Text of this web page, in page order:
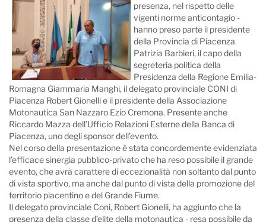
presenza, nel rispetto delle
vigenti norme anticontagio -
hanno preso parte il presidente
della Provincia di Piacenza
Patrizia Barbieri, il capo della
segreteria politica della
Presidenza della Regione Emilia-
Romagna Giammaria Manghi, il delegato provinciale CONI di
Piacenza Robert Gionelli e il presidente della Associazione
Motonautica San Nazzaro Ezio Cremona. Presente anche
Riccardo Mazza dell’Ufficio Relazioni Esterne della Banca di
Piacenza, uno degli sponsor dell’evento.
Nel corso della presentazione è stata concordemente evidenziata
l’efficace sinergia pubblico-privato che ha reso possibile il grande
evento, che avrà carattere di eccezionalità non soltanto dal punto
di vista sportivo, ma anche dal punto di vista della promozione del
territorio piacentino e del Grande Fiume.
Il delegato provinciale Coni, Robert Gionelli, ha aggiunto che la
presenza della classe d’elite della motonautica - resa possibile da